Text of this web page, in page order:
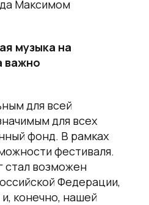
Максимом
музыка на
важно
для всей
для всех
фонд. В рамках
фестиваля.
стал возможен
Федерации,
конечно, нашей